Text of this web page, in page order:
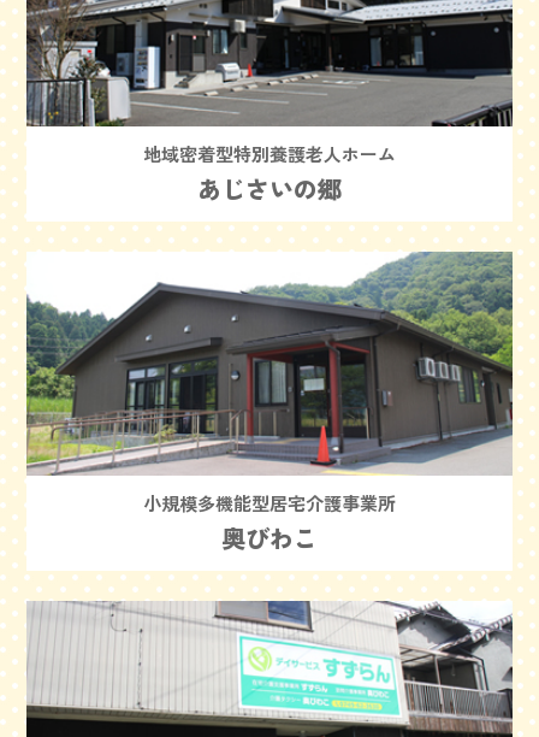
地域密着型特別養護老人ホーム
あじさいの郷
小規模多機能型居宅介護事業所
奥びわこ